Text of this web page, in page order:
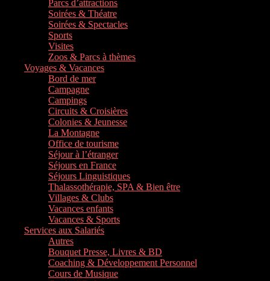
Parcs d’attractions
Soirées & Théatre
Soirées & Spectacles
Sports
Visites
Zoos & Parcs à thèmes
Voyages & Vacances
Bord de mer
Campagne
Campings
Circuits & Croisières
Colonies & Jeunesse
La Montagne
Office de tourisme
Séjour à l’étranger
Séjours en France
Séjours Linguistiques
Thalassothérapie, SPA & Bien être
Villages & Clubs
Vacances enfants
Vacances & Sports
Services aux Salariés
Autres
Bouquet Presse, Livres & BD
Coaching & Développement Personnel
Cours de Musique